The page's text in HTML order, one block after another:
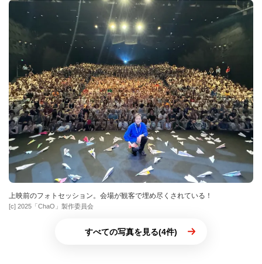
上映前のフォトセッション。会場が観客で埋め尽くされている！
[c] 2025「ChaO」製作委員会
すべての写真を見る(4件)